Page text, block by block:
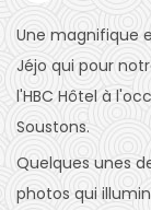
Une magnifique
Jéjo qui pour
l'HBC Hôtel à
Soustons.
Quelques unes
photos qui